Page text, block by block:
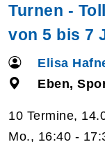
Turnen -
von 5 bis 7
Elisa
Eben,
10 Termine,
Mo., 16:40 -